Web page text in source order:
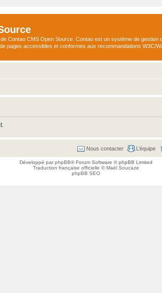
Contao CMS Open Source. Contao est un système de gestion
pages accessibles et conformes aux recommandations W3C/
L’équipe
Nous contacter
Développé parphpBB® Forum Software © phpBB Limited
Traduction française officielle ©Maël Soucaze
phpBB SEO